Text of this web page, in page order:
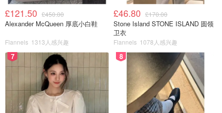
小小玉儿 查看原帖
£121.50 £450.00
Alexander McQueen 厚底小白鞋
Flannels 1313人感兴趣
£46.80 £170.00
Stone Island STONE ISLAND 圆领
卫衣
Flannels 1078人感兴趣
7 8